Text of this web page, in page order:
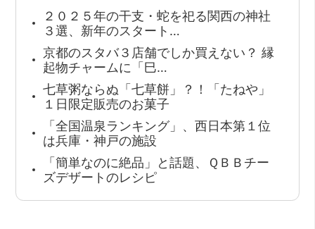
２０２５年の干支・蛇を祀る関西の神社
３選、新年のスタート…
京都のスタバ３店舗でしか買えない？ 縁
起物チャームに「巳…
七草粥ならぬ「七草餅」？！「たねや」
１日限定販売のお菓子
「全国温泉ランキング」、西日本第１位
は兵庫・神戸の施設
「簡単なのに絶品」と話題、ＱＢＢチー
ズデザートのレシピ